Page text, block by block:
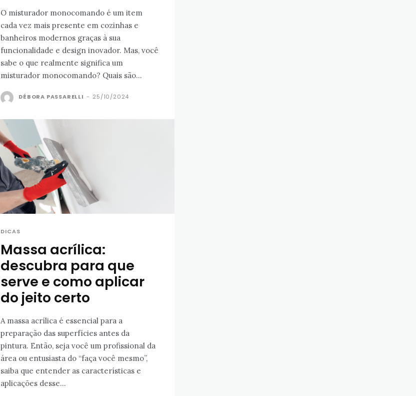
O misturador monocomando é um item
cada vez mais presente em cozinhas e
banheiros modernos graças à sua
funcionalidade e design inovador. Mas, você
sabe o que realmente significa um
misturador monocomando? Quais são...
DÉBORA PASSARELLI - 25/10/2024
DICAS
Massa acrílica:
descubra para que
serve e como aplicar
do jeito certo
A massa acrílica é essencial para a
preparação das superfícies antes da
pintura. Então, seja você um profissional da
área ou entusiasta do “faça você mesmo”,
saiba que entender as características e
aplicações desse...